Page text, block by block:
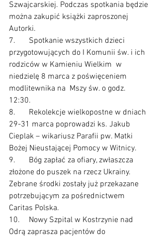
Szwajcarskiej. Podczas spotkania będzie
można zakupić książki zaproszonej
Autorki.
7.	Spotkanie wszystkich dzieci
przygotowujących do I Komunii św. i ich
rodziców w Kamieniu Wielkim  w
niedzielę 8 marca z poświęceniem
modlitewnika na  Mszy św. o godz.
12:30.
8.	Rekolekcje wielkopostne w dniach
29-31 marca poprowadzi ks. Jakub
Cieplak – wikariusz Parafii pw. Matki
Bożej Nieustającej Pomocy w Witnicy.
9.	Bóg zapłać za ofiary, zwłaszcza
złożone do puszek na rzecz Ukrainy.
Zebrane środki zostały już przekazane
potrzebującym za pośrednictwem
Caritas Polska.
10.	Nowy Szpital w Kostrzynie nad
Odrą zaprasza pacjentów do